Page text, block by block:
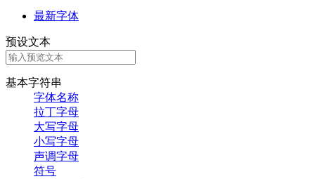
最新字体
预设文本
基本字符串
字体名称
拉丁字母
大写字母
小写字母
声调字母
符号